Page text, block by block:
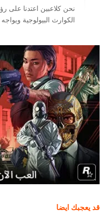
نحن كلاعبين اعتدنا على
الكوارث البيولوجية
قد يعجبك ايضا